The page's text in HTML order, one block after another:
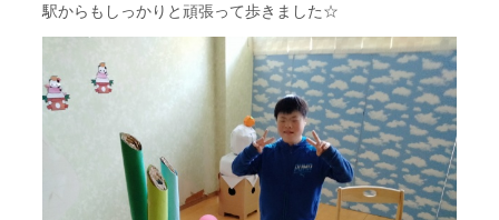
駅からもしっかりと頑張って歩きました☆